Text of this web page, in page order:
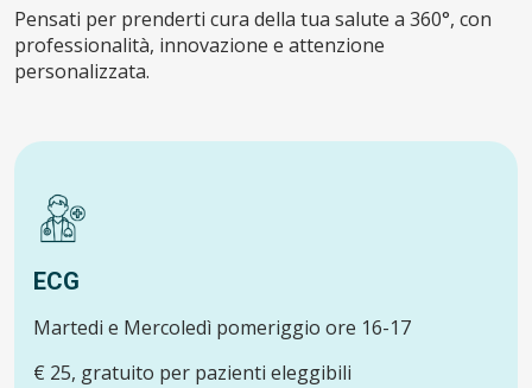
Pensati per prenderti cura della tua salute a 360°, con
professionalità, innovazione e attenzione
personalizzata.
ECG
Martedi e Mercoledì pomeriggio ore 16-17
€ 25, gratuito per pazienti eleggibili